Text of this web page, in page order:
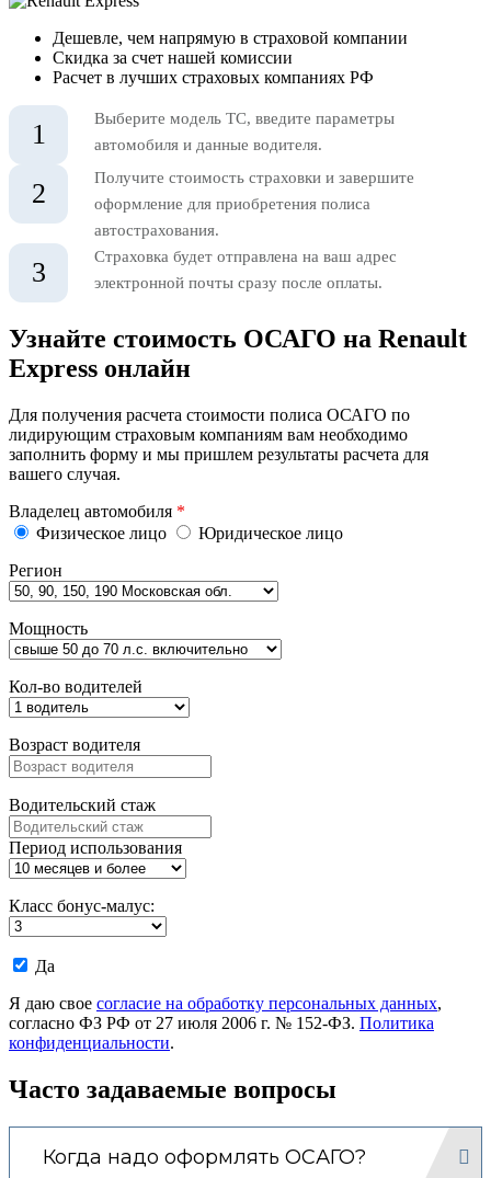
Дешевле, чем напрямую в страховой компании
Скидка за счет нашей комиссии
Расчет в лучших страховых компаниях РФ
1
Выберите модель ТС, введите параметры
автомобиля и данные водителя.
2
Получите стоимость страховки и завершите
оформление для приобретения полиса
автострахования.
3
Страховка будет отправлена на ваш адрес
электронной почты сразу после оплаты.
Узнайте стоимость ОСАГО на Renault
Express онлайн
Для получения расчета стоимости полиса ОСАГО по
лидирующим страховым компаниям вам необходимо
заполнить форму и мы пришлем результаты расчета для
вашего случая.
Владелец автомобиля *
Физическое лицо
Юридическое лицо
Регион
Мощность
Кол-во водителей
Возраст водителя
Водительский стаж
Период использования
Класс бонус-малус:
Даю
на
обработку
моих
данных.
Да
Я даю свое согласие на обработку персональных данных,
согласно ФЗ РФ от 27 июля 2006 г. № 152-ФЗ. Политика
конфиденциальности.
Часто задаваемые вопросы
Когда надо оформлять ОСАГО?